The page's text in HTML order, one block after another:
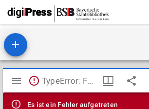
Mirador
Viewer
TypeError: Failed to fetch
Es ist ein Fehler aufgetreten